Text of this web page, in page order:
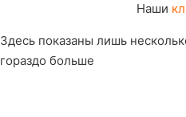
Наши
Здесь показаны лишь
гораздо больше